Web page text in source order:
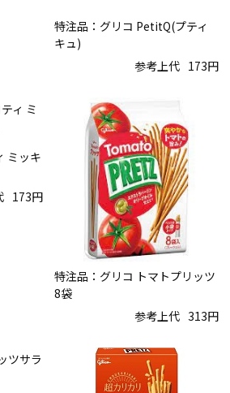
特注品：グリコ PetitQ(プティ
キュ)
参考上代 173円
ミッキ
173円
特注品：グリコ トマトプリッツ
8袋
参考上代 313円